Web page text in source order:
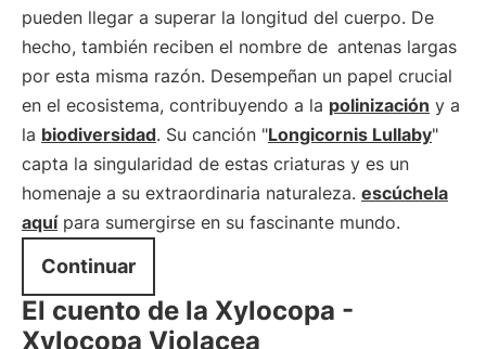
pueden llegar a superar la longitud del cuerpo. De
hecho, también reciben el nombre de antenas largas
por esta misma razón. Desempeñan un papel crucial
en el ecosistema, contribuyendo a la polinización y a
la biodiversidad. Su canción "Longicornis Lullaby"
capta la singularidad de estas criaturas y es un
homenaje a su extraordinaria naturaleza. escúchela
aquípara sumergirse en su fascinante mundo.
Continuar
El cuento de la Xylocopa -
Xylocopa Violacea